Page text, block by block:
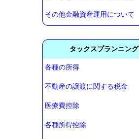
その他金融資産運用について
タックスプランニング
各種の所得
不動産の譲渡に関する税金
医療費控除
各種所得控除